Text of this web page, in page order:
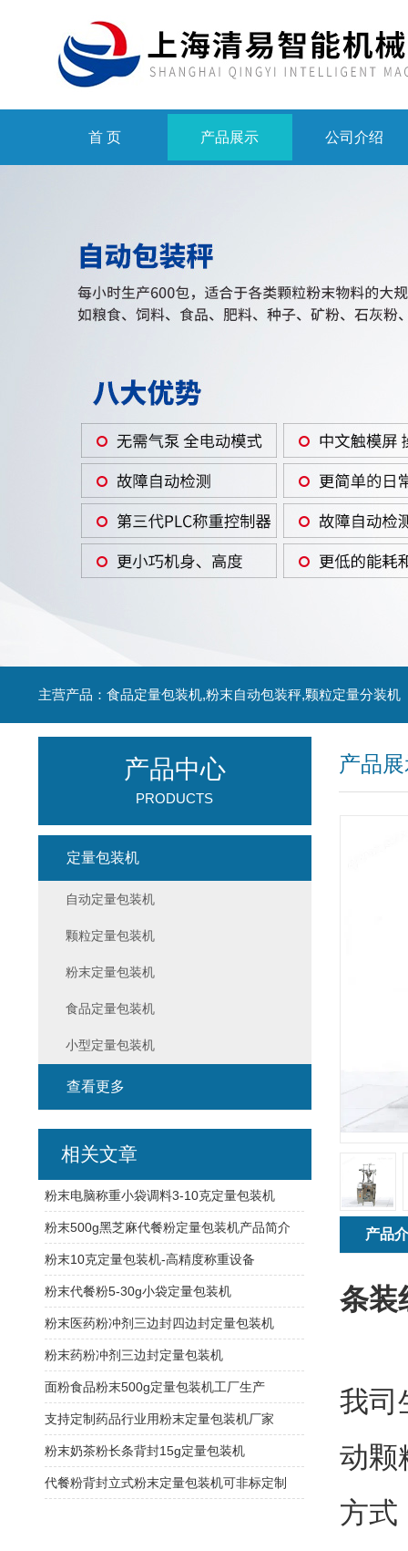
首 页 产品展示 公司介绍
主营产品：食品定量包装机,粉末自动包装秤,颗粒定量分装机
产品
产品
条装
我司
动颗
方式
产品中心
PRODUCTS
定量包装机
自动定量包装机
颗粒定量包装机
粉末定量包装机
食品定量包装机
小型定量包装机
查看更多
相关文章
粉末电脑称重小袋调料3-10克定量包装机
粉末500g黑芝麻代餐粉定量包装机产品简介
粉末10克定量包装机-高精度称重设备
粉末代餐粉5-30g小袋定量包装机
粉末医药粉冲剂三边封四边封定量包装机
粉末药粉冲剂三边封定量包装机
面粉食品粉末500g定量包装机工厂生产
支持定制药品行业用粉末定量包装机厂家
粉末奶茶粉长条背封15g定量包装机
代餐粉背封立式粉末定量包装机可非标定制